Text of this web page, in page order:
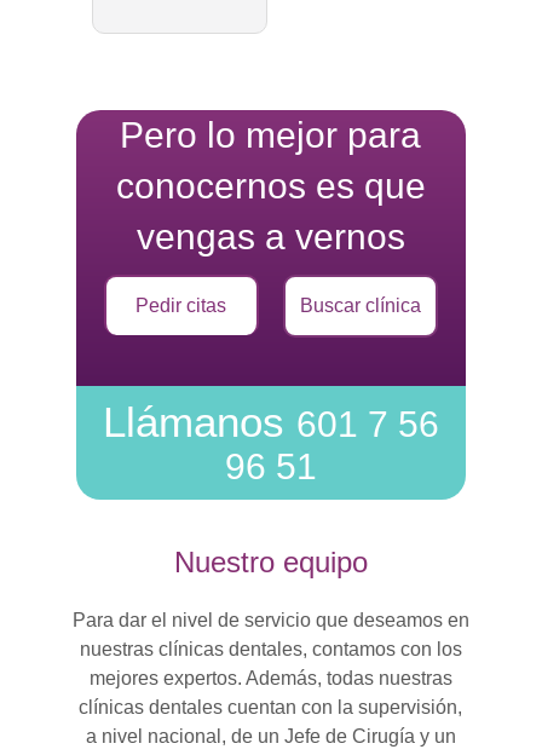
Pero lo mejor para
conocernos es que
vengas a vernos
Pedir citas Buscar clínica
Llámanos 601 7 56
96 51
Nuestro equipo
Para dar el nivel de servicio que deseamos en
nuestras clínicas dentales, contamos con los
mejores expertos. Además, todas nuestras
clínicas dentales cuentan con la supervisión,
a nivel nacional, de un Jefe de Cirugía y un